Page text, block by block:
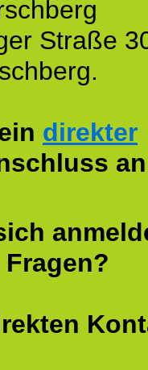
Straße
direkter